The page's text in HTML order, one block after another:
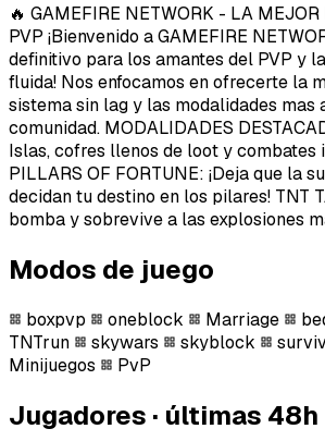
🔥 GAMEFIRE NETWORK - LA
PVP ¡Bienvenido a GAMEFIRE
definitivo para los amantes del PVP y
fluida! Nos enfocamos en ofrecerte la
sistema sin lag y las modalidades mas
comunidad. MODALIDADES
Islas, cofres llenos de loot y combates
PILLARS OF FORTUNE: ¡Deja que la
decidan tu destino en los pilares! TNT
bomba y sobrevive a las explosiones
Modos de juego
boxpvp oneblock Marriage
TNTrun
skywars skyblock
Minijuegos
PvP
Jugadores · últimas 48h
Reportar